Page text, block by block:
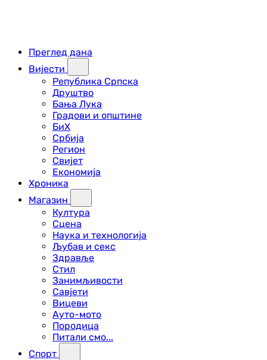
Преглед дана
Вијести
Република Српска
Друштво
Бања Лука
Градови и општине
БиХ
Србија
Регион
Свијет
Економија
Хроника
Магазин
Култура
Сцена
Наука и технологија
Љубав и секс
Здравље
Стил
Занимљивости
Савјети
Вицеви
Ауто-мото
Породица
Питали смо...
Спорт